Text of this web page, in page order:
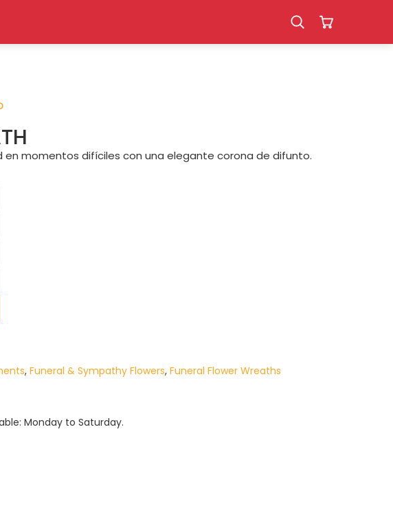
, Funeral & Sympathy Flowers, Funeral Flower Wreaths
en momentos difíciles con una elegante corona de difunto.
Monday to Saturday.